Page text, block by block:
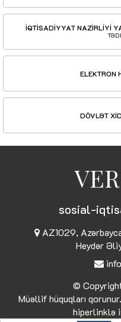
İQTİSADİYYAT NAZİRLİYİ
ELEKTRON
DÖVLƏT
sosial-
AZ1029,
Heydər
©
Müəllif hüquqları
hiperlinklə